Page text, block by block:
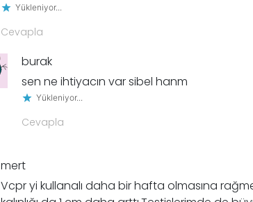
Yükleniyor...
Cevapla
burak
sen ne ihtiyacın var sibel hanm
Yükleniyor...
Cevapla
mert
Vcpr yi kullanalı daha bir hafta olmasına